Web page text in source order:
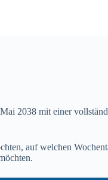
2038 mit einer
auf welchen